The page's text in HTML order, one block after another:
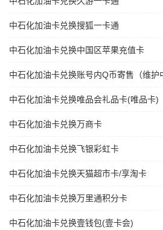
中石化加油卡兑换搜狐一卡通
中石化加油卡兑换中国区苹果充值卡
中石化加油卡兑换账号内Q币寄售（维护
中石化加油卡兑换唯品会礼品卡(唯品卡)
中石化加油卡兑换万商卡
中石化加油卡兑换飞银彩虹卡
中石化加油卡兑换天猫超市卡/享淘卡
中石化加油卡兑换万里通积分卡
中石化加油卡兑换壹钱包(壹卡会)